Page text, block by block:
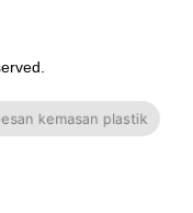
kemasan plastik